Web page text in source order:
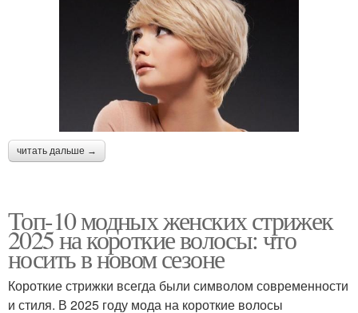
читать дальше →
Топ-10 модных женских стрижек
2025 на короткие волосы: что
носить в новом сезоне
Короткие стрижки всегда были символом современности
и стиля. В 2025 году мода на короткие волосы